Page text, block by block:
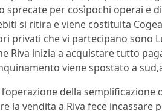
sprecate per cosìpochi operai e
si ritira e viene costituita
privati che vi partecipano sono
Riva inizia a acquistare tutto
viene spostato a
della
la vendita a Riva fece incassare